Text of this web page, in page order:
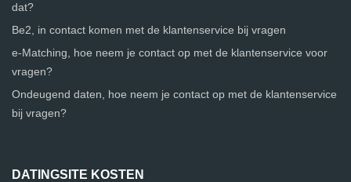
dat?
Be2, in contact komen met de klantenservice bij vragen
e-Matching, hoe neem je contact op met de klantenservice voor
vragen?
Ondeugend daten, hoe neem je contact op met de klantenservice
bij vragen?
DATINGSITE KOSTEN